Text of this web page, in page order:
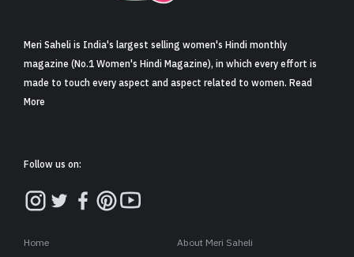
Meri Saheli is India's largest selling women's Hindi monthly
magazine (No.1 Women's Hindi Magazine), in which every effort is
made to touch every aspect and aspect related to women. Read
More
Follow us on:
Home About Meri Saheli